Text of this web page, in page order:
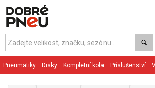
Pneumatiky Disky Kompletní kola Příslušenství